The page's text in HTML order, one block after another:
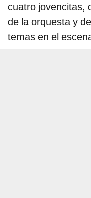
cuatro jovencitas,
de la orquesta y
temas en el